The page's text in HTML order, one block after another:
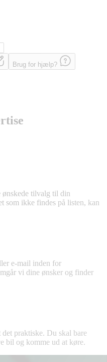
Brug for hjælp?
tilvalg til din
som ikke findes på listen, kan
e-mail inden for
vi dine ønsker og finder
praktiske. Du skal bare
bil og komme ud at køre.